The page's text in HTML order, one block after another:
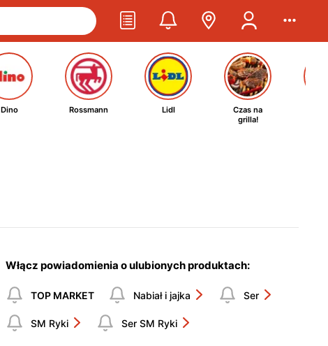
Dino Rossmann Lidl
Czas na
grilla!
Włącz powiadomienia o ulubionych produktach:
TOP MARKET Nabiał i jajka Ser
SM Ryki Ser SM Ryki